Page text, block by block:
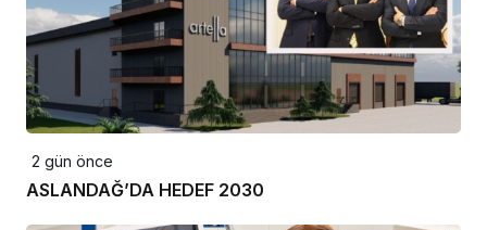
2 gün önce
ASLANDAĞ’DA HEDEF 2030